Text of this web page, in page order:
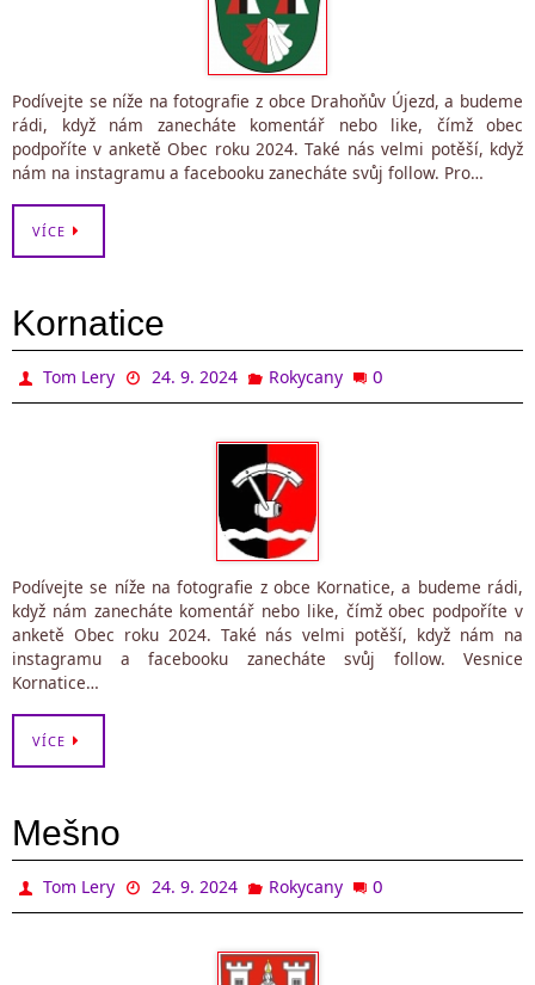
Podívejte se níže na fotografie z obce Drahoňův Újezd, a budeme
rádi, když nám zanecháte komentář nebo like, čímž obec
podpoříte v anketě Obec roku 2024. Také nás velmi potěší, když
nám na instagramu a facebooku zanecháte svůj follow. Pro…
VÍCE
Kornatice
Tom Lery 24. 9. 2024 Rokycany 0
Podívejte se níže na fotografie z obce Kornatice, a budeme rádi,
když nám zanecháte komentář nebo like, čímž obec podpoříte v
anketě Obec roku 2024. Také nás velmi potěší, když nám na
instagramu a facebooku zanecháte svůj follow. Vesnice
Kornatice…
VÍCE
Mešno
Tom Lery 24. 9. 2024 Rokycany 0